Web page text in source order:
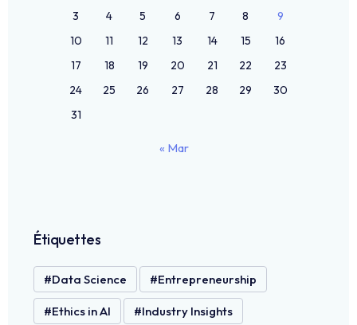
3
4 5 6 7 8
9
10
11 12 13 14 15
16
17
18 19 20 21 22
23
24
25 26 27 28 29
30
31
« Mar
Étiquettes
Data Science Entrepreneurship
Ethics in AI Industry Insights